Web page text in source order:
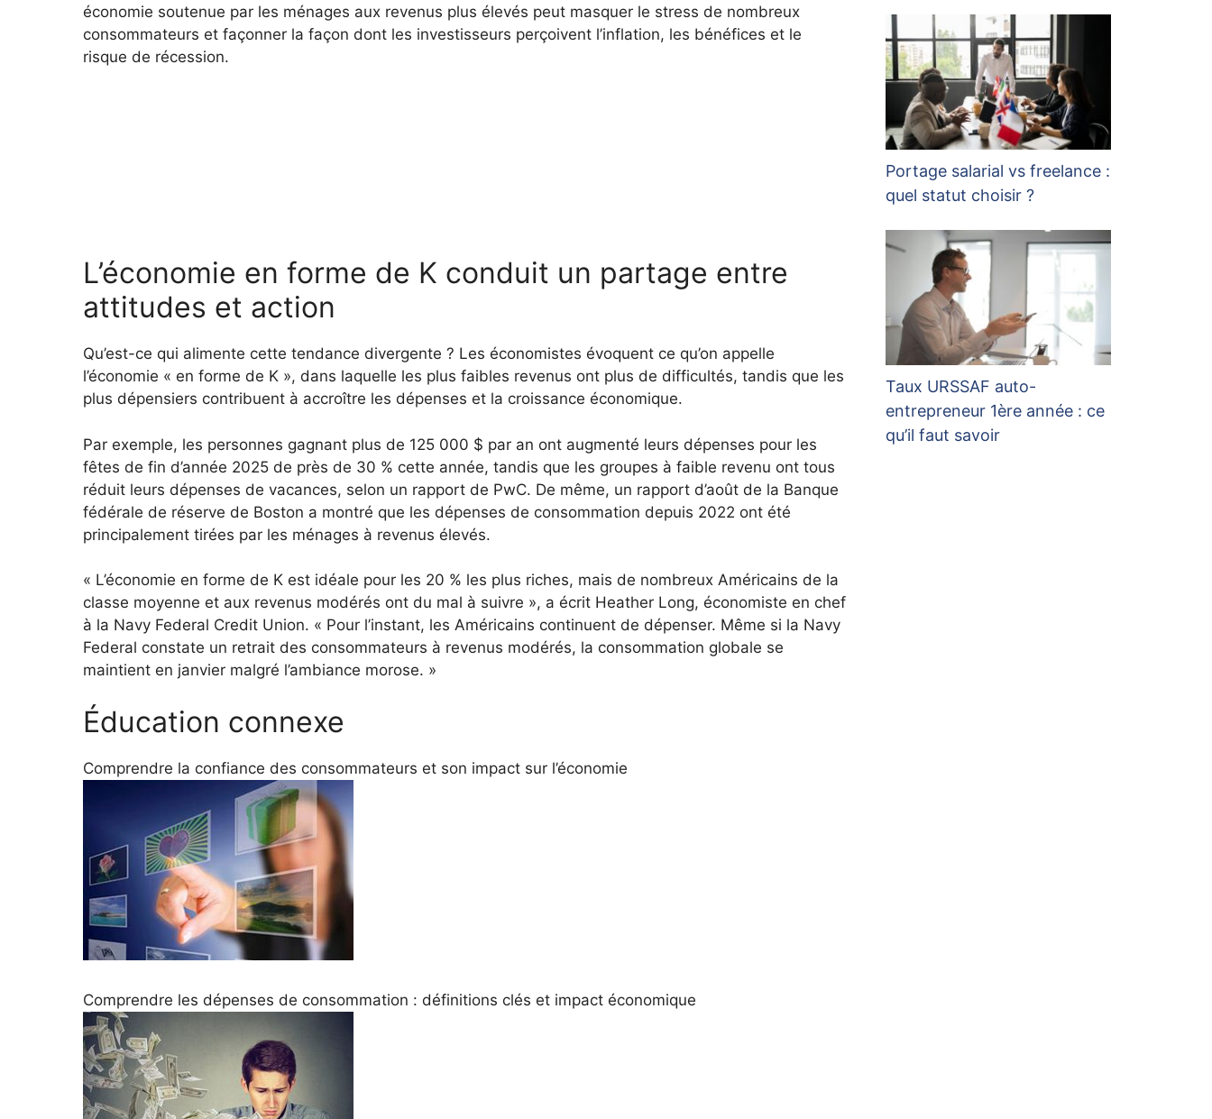
économie soutenue par les ménages aux revenus plus élevés peut masquer le stress de nombreux
consommateurs et façonner la façon dont les investisseurs perçoivent l’inflation, les bénéfices et le
risque de récession.
L’économie en forme de K conduit un partage entre
attitudes et action
Qu’est-ce qui alimente cette tendance divergente ? Les économistes évoquent ce qu’on appelle
l’économie « en forme de K », dans laquelle les plus faibles revenus ont plus de difficultés, tandis que les
plus dépensiers contribuent à accroître les dépenses et la croissance économique.
Par exemple, les personnes gagnant plus de 125 000 $ par an ont augmenté leurs dépenses pour les
fêtes de fin d’année 2025 de près de 30 % cette année, tandis que les groupes à faible revenu ont tous
réduit leurs dépenses de vacances, selon un rapport de PwC. De même, un rapport d’août de la Banque
fédérale de réserve de Boston a montré que les dépenses de consommation depuis 2022 ont été
principalement tirées par les ménages à revenus élevés.
« L’économie en forme de K est idéale pour les 20 % les plus riches, mais de nombreux Américains de la
classe moyenne et aux revenus modérés ont du mal à suivre », a écrit Heather Long, économiste en chef
à la Navy Federal Credit Union. « Pour l’instant, les Américains continuent de dépenser. Même si la Navy
Federal constate un retrait des consommateurs à revenus modérés, la consommation globale se
maintient en janvier malgré l’ambiance morose. »
Éducation connexe
Comprendre la confiance des consommateurs et son impact sur l’économie
Comprendre les dépenses de consommation : définitions clés et impact économique
Portage salarial vs freelance :
quel statut choisir ?
Taux URSSAF auto-
entrepreneur 1ère année : ce
qu’il faut savoir